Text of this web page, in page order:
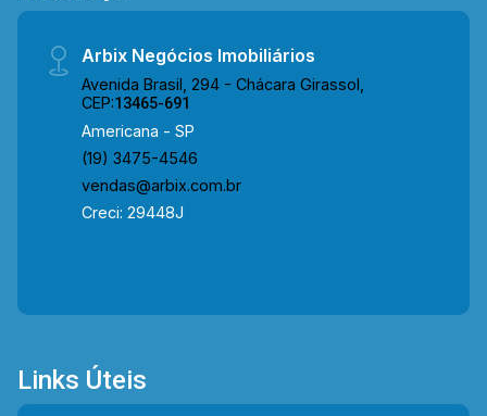
Arbix Negócios Imobiliários
Avenida Brasil, 294 - Chácara Girassol,
CEP:13465-691
Americana - SP
(19) 3475-4546
vendas@arbix.com.br
Creci: 29448J
Links Úteis